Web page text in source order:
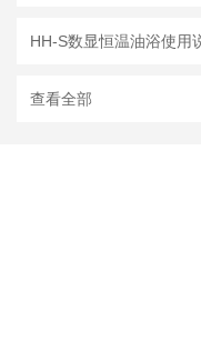
HH-S数显恒温油浴使用
查看全部